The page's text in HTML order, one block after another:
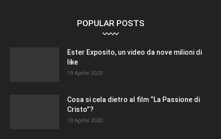
POPULAR POSTS
Ester Exposito, un video da nove milioni di
like
19 Aprile 2020
Cosa si cela dietro al film “La Passione di
Cristo”?
10 Aprile 2020